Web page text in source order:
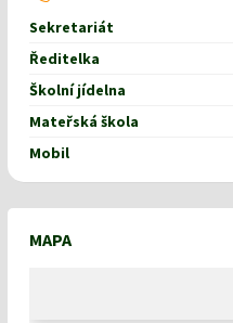
Sekretariát
Ředitelka
Školní jídelna
Mateřská škola
Mobil
MAPA